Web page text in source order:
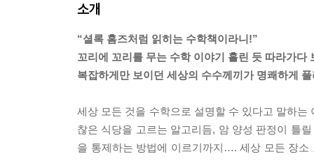
소개
“셜록 홈즈처럼 읽히는 수학책이라니!”
꼬리에 꼬리를 무는 수학 이야기 홀린 듯 따라가다
복잡하게만 보이던 세상의 수수께끼가 명쾌하게
세상 모든 것을 수학으로 설명할 수 있다고 말하
찮은 식당을 고르는 알고리듬, 암 양성 판정이 틀
을 통제하는 방법에 이르기까지…. 세상 모든 장